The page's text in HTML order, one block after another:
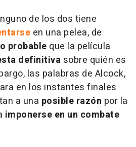
de los dos tiene
en una pelea, de
probable que la película
definitiva sobre quién es
las palabras de Alcock,
en los instantes finales
a una posible razón por la
imponerse en un combate